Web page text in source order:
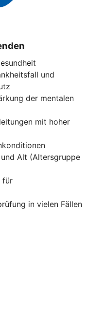
und
der mentalen
mit hoher
Alt (Altersgruppe
für
in vielen Fällen